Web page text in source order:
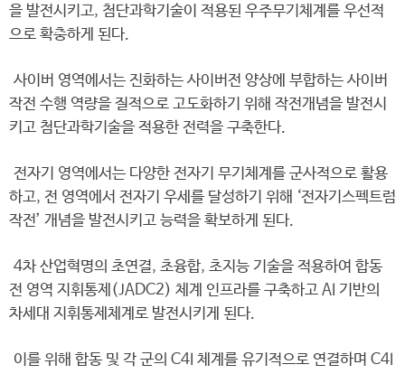
을 발전시키고, 첨단과학기술이 적용된 우주무기체계를 우선적
으로 확충하게 된다.
사이버 영역에서는 진화하는 사이버전 양상에 부합하는 사이버
작전 수행 역량을 질적으로 고도화하기 위해 작전개념을 발전시
키고 첨단과학기술을 적용한 전력을 구축한다.
전자기 영역에서는 다양한 전자기 무기체계를 군사적으로 활용
하고, 전 영역에서 전자기 우세를 달성하기 위해 ‘전자기스펙트럼
작전’ 개념을 발전시키고 능력을 확보하게 된다.
4차 산업혁명의 초연결, 초융합, 초지능 기술을 적용하여 합동
전 영역 지휘통제(JADC2) 체계 인프라를 구축하고 AI 기반의
차세대 지휘통제체계로 발전시키게 된다.
이를 위해 합동 및 각 군의 C4I 체계를 유기적으로 연결하며 C4I